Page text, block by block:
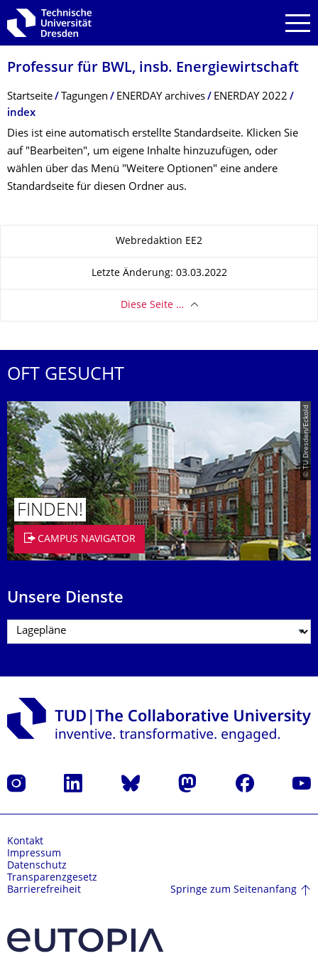
Zur Hauptnavigation springen
Zur Suche springen
Zum Inhalt springen
Professur für BWL, insb. Energiewirtschaft
Breadcrumb-Menü
Startseite Tagungen ENERDAY archives
ENERDAY 2022
index
Dies ist eine automatisch erstellte Standardseite. Klicken Sie
auf "Bearbeiten", um eigene Inhalte hinzuzufügen, oder
wählen über das Menü "Weitere Optionen" eine andere
Standardseite für diesen Ordner aus.
Webredaktion EE2
Letzte Änderung: 03.03.2022
Diese Seite …
OFT GESUCHT
© TU Dresden/Eckold
FINDEN!
CAMPUS NAVIGATOR
Unsere Dienste
Instagram LinkedIn Bluesky Mastodon Facebook
Kontakt
Impressum
Datenschutz
Transparenzgesetz
Barrierefreiheit
Springe zum Seitenanfang